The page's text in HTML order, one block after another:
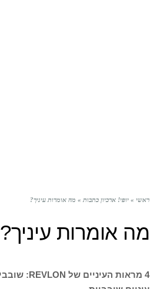
ראשי » יופי! ארכיון כתבות » מה אומרות עיניך?
מה אומרות עיניך?
4 מראות העיניים של REVLON: שובביות, זוהרות, אלגנטיות וסקסיות